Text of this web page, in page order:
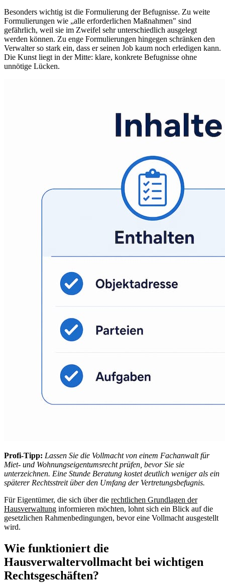
Besonders wichtig ist die Formulierung der Befugnisse. Zu weite
Formulierungen wie „alle erforderlichen Maßnahmen" sind
gefährlich, weil sie im Zweifel sehr unterschiedlich ausgelegt
werden können. Zu enge Formulierungen hingegen schränken den
Verwalter so stark ein, dass er seinen Job kaum noch erledigen kann.
Die Kunst liegt in der Mitte: klare, konkrete Befugnisse ohne
unnötige Lücken.
Profi-Tipp: Lassen Sie die Vollmacht von einem Fachanwalt für
Miet- und Wohnungseigentumsrecht prüfen, bevor Sie sie
unterzeichnen. Eine Stunde Beratung kostet deutlich weniger als ein
späterer Rechtsstreit über den Umfang der Vertretungsbefugnis.
Für Eigentümer, die sich über die rechtlichen Grundlagen der
Hausverwaltung informieren möchten, lohnt sich ein Blick auf die
gesetzlichen Rahmenbedingungen, bevor eine Vollmacht ausgestellt
wird.
Wie funktioniert die
Hausverwaltervollmacht bei wichtigen
Rechtsgeschäften?